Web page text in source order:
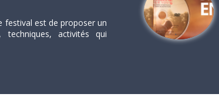
festival est de proposer un
activités qui